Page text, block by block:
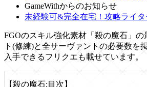
GameWithからのお知らせ
未経験可&完全在宅！攻略ライタ
FGOのスキル強化素材「殺の魔石」の
ト(修練)と全サーヴァントの必要数を
入手できるフリクエも載せています。
【殺の魔石:目次】